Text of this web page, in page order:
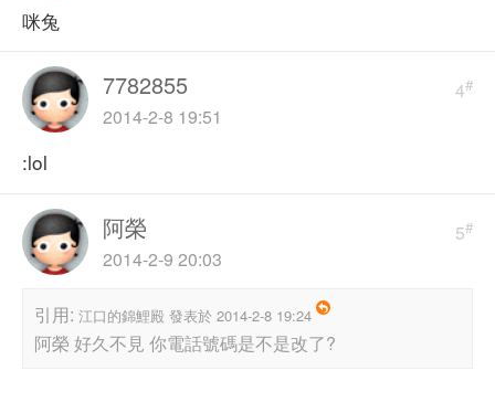
咪兔
4#
7782855
2014-2-8 19:51
:lol
5#
阿榮
2014-2-9 20:03
引用: 江口的錦鯉殿 發表於 2014-2-8 19:24
阿榮 好久不見 你電話號碼是不是改了?